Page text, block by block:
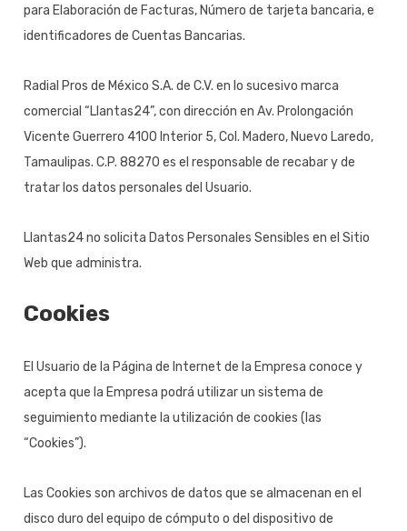
para Elaboración de Facturas, Número de tarjeta bancaria, e
identificadores de Cuentas Bancarias.
Radial Pros de México S.A. de C.V. en lo sucesivo marca
comercial “Llantas24”, con dirección en Av. Prolongación
Vicente Guerrero 4100 Interior 5, Col. Madero, Nuevo Laredo,
Tamaulipas. C.P. 88270 es el responsable de recabar y de
tratar los datos personales del Usuario.
Llantas24 no solicita Datos Personales Sensibles en el Sitio
Web que administra.
Cookies
El Usuario de la Página de Internet de la Empresa conoce y
acepta que la Empresa podrá utilizar un sistema de
seguimiento mediante la utilización de cookies (las
“Cookies”).
Las Cookies son archivos de datos que se almacenan en el
disco duro del equipo de cómputo o del dispositivo de